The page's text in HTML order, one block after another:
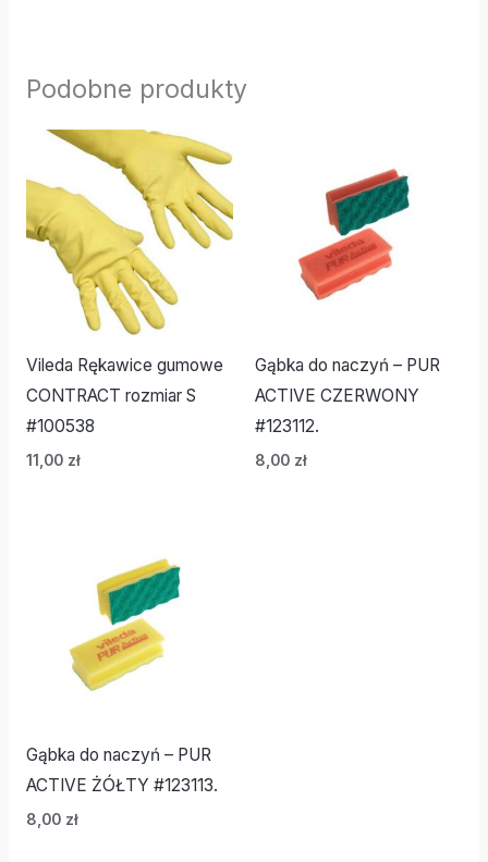
Podobne produkty
Vileda Rękawice gumowe
CONTRACT rozmiar S
#100538
11,00 zł
Gąbka do naczyń – PUR
ACTIVE CZERWONY
#123112.
8,00 zł
Gąbka do naczyń – PUR
ACTIVE ŻÓŁTY #123113.
8,00 zł